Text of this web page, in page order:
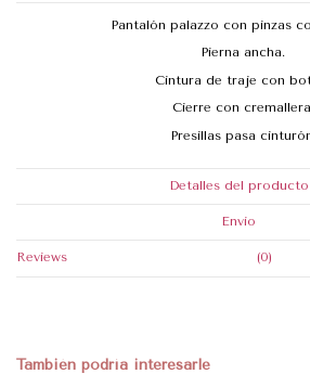
Pantalón palazzo con pinzas
Pierna ancha.
Cintura de traje con
Cierre con
Presillas pasa
Detalles del producto
Envio
Reviews (0)
También podría interesarle